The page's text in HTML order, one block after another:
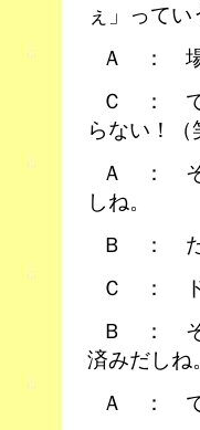
ぇ」ってい
Ａ ： 場
Ｃ ： で
らない！（
Ａ ： そ
しね。
Ｂ ： た
Ｃ ： ド
Ｂ ： そ
済みだしね
Ａ ： で